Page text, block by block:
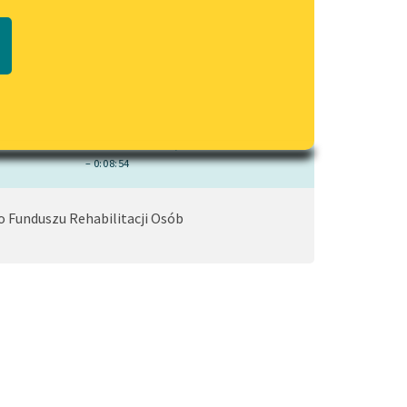
PDF
wrażliwych
Deklaracja dostępności
– 0:08:54
Rehabilitacji Osób